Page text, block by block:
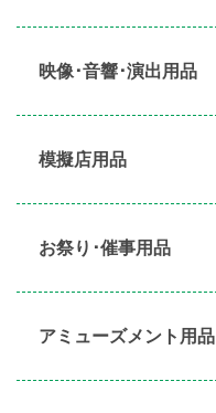
映像･音響･演出用品​
模擬店用品​
お祭り･催事用品​
アミューズメント用品​